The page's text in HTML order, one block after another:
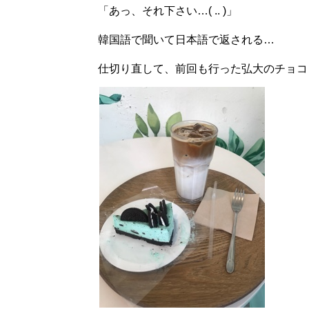
「あっ、それ下さい…( .. )」
韓国語で聞いて日本語で返される…
仕切り直して、前回も行った弘大のチョ